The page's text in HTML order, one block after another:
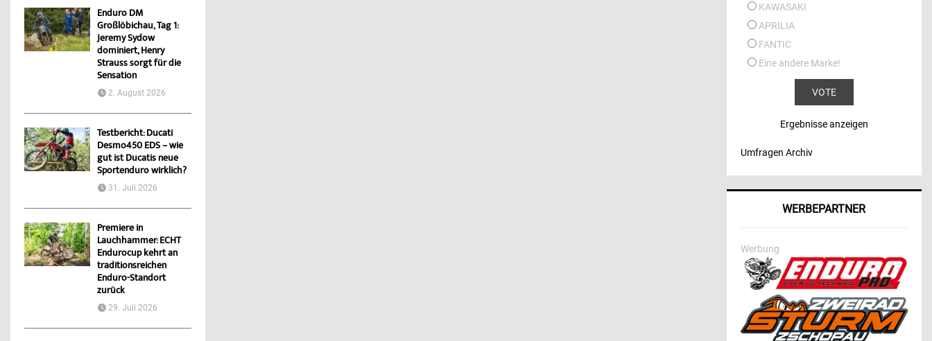
Enduro DM
Großlöbichau, Tag 1:
Jeremy Sydow
dominiert, Henry
Strauss sorgt für die
Sensation
2. August 2026
Testbericht: Ducati
Desmo450 EDS – wie
gut ist Ducatis neue
Sportenduro wirklich?
31. Juli 2026
Premiere in
Lauchhammer: ECHT
Endurocup kehrt an
traditionsreichen
Enduro-Standort
zurück
29. Juli 2026
KAWASAKI
APRILIA
FANTIC
Eine andere Marke!
Ergebnisse anzeigen
Umfragen Archiv
WERBEPARTNER
Werbung